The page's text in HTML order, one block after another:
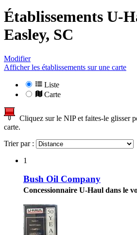
Établissements U-
Easley, SC
Modifier
Afficher les établissements sur une carte
Liste
Carte
Cliquez sur le NIP et faites-le glisser
carte.
Trier par :
1
Bush Oil Company
Concessionnaire U-Haul dans le